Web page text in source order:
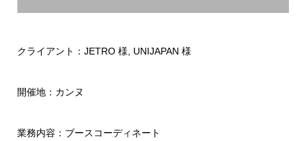
クライアント：JETRO 様, UNIJAPAN 様
開催地：カンヌ
業務内容：ブースコーディネート